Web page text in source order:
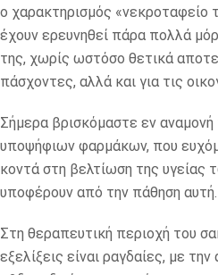
ο χαρακτηρισμός
έχουν ερευνηθεί πάρα πολλά
της, χωρίς ωστόσο θετικά
πάσχοντες, αλλά και για τις
Σήμερα βρισκόμαστε εν
υποψήφιων φαρμάκων, που
κοντά στη βελτίωση της υγείας
υποφέρουν από την πάθηση αυτή.
Στη θεραπευτική περιοχή του
εξελίξεις είναι ραγδαίες, με